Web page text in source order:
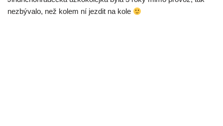
nezbývalo, než kolem ní jezdit na kole